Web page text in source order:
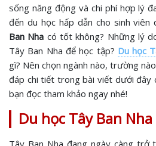
sống năng động và chi phí hợp lý
đến du học hấp dẫn cho sinh
Ban Nha có tốt không? Những lý
Tây Ban Nha để học tập? Du học
gì? Nên chọn ngành nào, trường
đáp chi tiết trong bài viết dưới đây
bạn đọc tham khảo ngay nhé!
Du học Tây Ban
Tây Ban Nha đang ngày càng trở